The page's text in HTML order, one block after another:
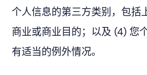
个人信息的第三方类别，包括
商业或商业目的；以及 (4) 您
有适当的例外情况。